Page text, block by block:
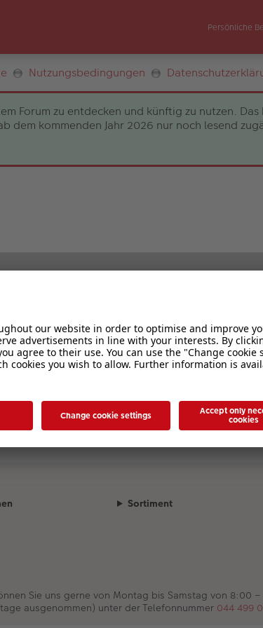
Persönliche
Nutzungsbedingungen
Forum zu entdecken und künftig zu nutzen.
dem kommenden Jahr 2026 nur noch lesend
Sortiment
Sie uns gerne von Montag bis Samstag von 8:00
ausgenommen) unter der Telefonnummer 044 499